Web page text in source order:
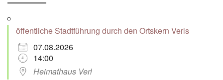
öffentliche Stadtführung durch den Ortskern Verls
07.08.2026
14:00
Heimathaus Verl